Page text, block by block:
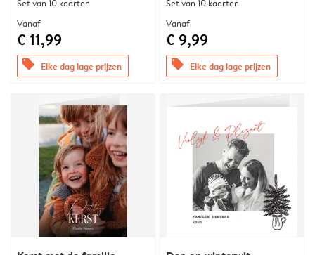
Set van 10 kaarten
Vanaf
€ 11,99
offers Elke dag lage prijzen
Set van 10 kaarten
Vanaf
€ 9,99
offers Elke dag lage prijzen